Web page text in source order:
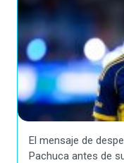
El mensaje de
Pachuca antes de